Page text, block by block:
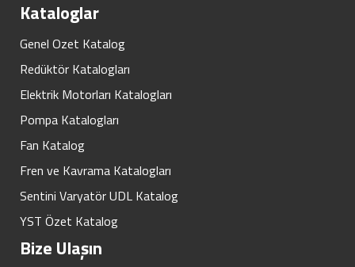
Kataloglar
Genel Ozet Katalog
Redüktör Katalogları
Elektrik Motorları Katalogları
Pompa Katalogları
Fan Katalog
Fren ve Kavrama Katalogları
Sentini Varyatör UDL Katalog
YST Özet Katalog
Bize Ulaşın